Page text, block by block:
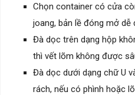
Chọn container có cửa
joang, bản lề đóng mở dễ
Đà dọc trên dạng hộp
thì vết lõm không được
Đà dọc dưới dạng chữ U
rách, nếu có phình hoặc